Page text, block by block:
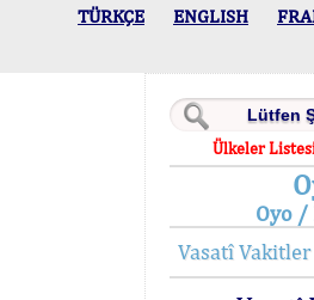
TÜRKÇE ENGLISH
Ülkeler
Oyo /
Vasatî Vakitler